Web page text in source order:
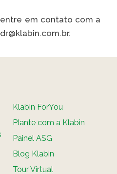
em contato com a
Klabin ForYou
Plante com a Klabin
Painel ASG
Blog Klabin
Tour Virtual